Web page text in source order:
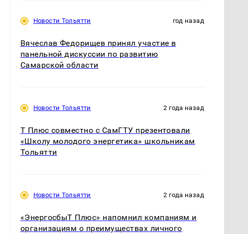
Новости Тольятти год назад
Вячеслав Федорищев принял участие в
панельной дискуссии по развитию
Самарской области
Новости Тольятти 2 года назад
Т Плюс совместно с СамГТУ презентовали
«Школу молодого энергетика» школьникам
Тольятти
Новости Тольятти 2 года назад
«ЭнергосбыТ Плюс» напомнил компаниям и
организациям о преимуществах личного